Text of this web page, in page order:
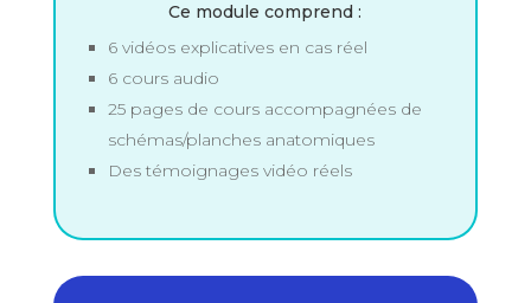
Ce module comprend :
6 vidéos explicatives en cas réel
6 cours audio
25 pages de cours accompagnées de
schémas/planches anatomiques
Des témoignages vidéo réels